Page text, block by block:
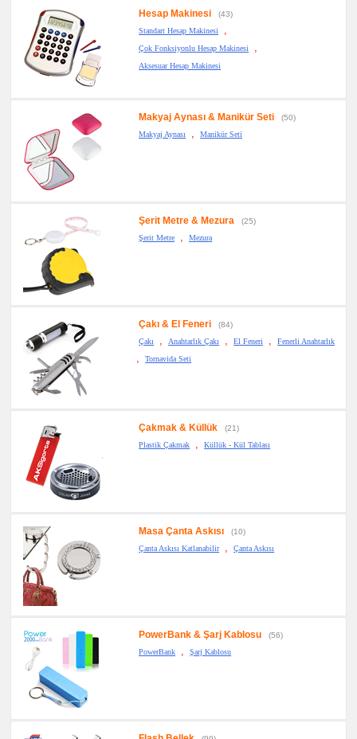
Hesap Makinesi
(43)
Standart Hesap Makinesi
,
Çok Fonksiyonlu Hesap Makinesi ,
Aksesuar Hesap Makinesi
Makyaj Aynası & Manikür Seti
(50)
Makyaj Aynası
, Manikür Seti
Şerit Metre & Mezura
(25)
Şerit Metre
, Mezura
Çakı & El Feneri
(84)
Çakı
, Anahtarlık Çakı , El Feneri , Fenerli Anahtarlık
, Tornavida Seti
Çakmak & Küllük
(21)
Plastik Çakmak
, Küllük - Kül Tablası
Masa Çanta Askısı
(10)
Çanta Askısı Katlanabilir
, Çanta Askısı
PowerBank & Şarj Kablosu
(56)
PowerBank
, Şarj Kablosu
Kalem
promosyon
Kalem
Seti
promosyon
Kartvizitlik
promosyon
Takvim
&
Bloknot
promosyon
Para
Tabağı
promosyon
Evrak
Çantası
&
Sekreter
promosyon
Masa
Seti
Sümen
Takımı
promosyon
Seti
&
Not
Tutucu
promosyon
Bilgisayar
Aksesuarları
Diğer
Ürünler